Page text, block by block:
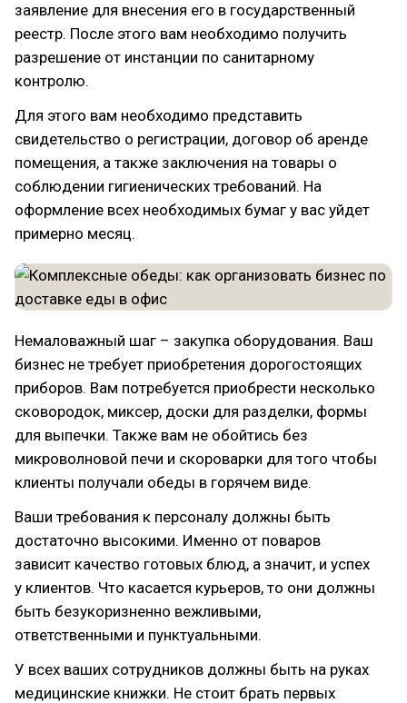
заявление для внесения его в государственный
реестр. После этого вам необходимо получить
разрешение от инстанции по санитарному
контролю.
Для этого вам необходимо представить
свидетельство о регистрации, договор об аренде
помещения, а также заключения на товары о
соблюдении гигиенических требований. На
оформление всех необходимых бумаг у вас уйдет
примерно месяц.
Немаловажный шаг – закупка оборудования. Ваш
бизнес не требует приобретения дорогостоящих
приборов. Вам потребуется приобрести несколько
сковородок, миксер, доски для разделки, формы
для выпечки. Также вам не обойтись без
микроволновой печи и скороварки для того чтобы
клиенты получали обеды в горячем виде.
Ваши требования к персоналу должны быть
достаточно высокими. Именно от поваров
зависит качество готовых блюд, а значит, и успех
у клиентов. Что касается курьеров, то они должны
быть безукоризненно вежливыми,
ответственными и пунктуальными.
У всех ваших сотрудников должны быть на руках
медицинские книжки. Не стоит брать первых